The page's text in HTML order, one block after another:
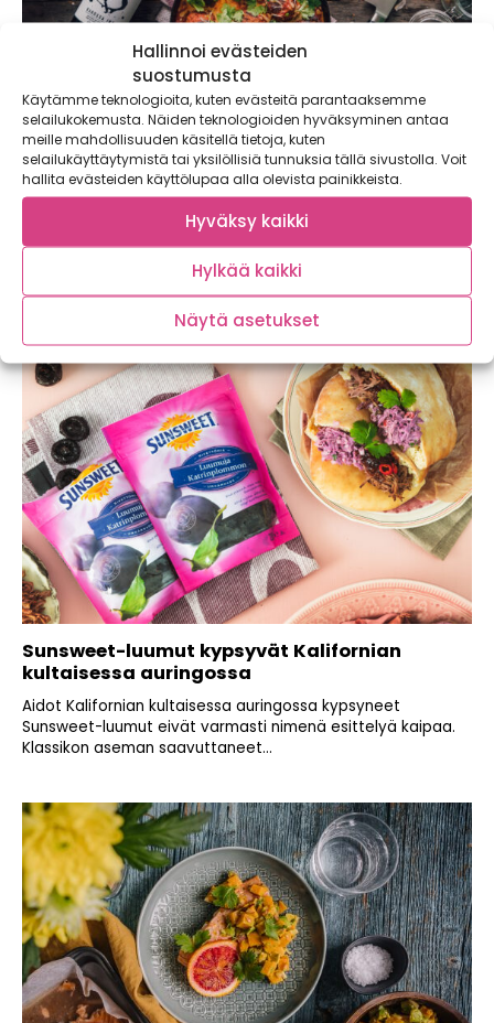
Hallinnoi evästeiden
suostumusta
Käytämme teknologioita, kuten evästeitä parantaaksemme
selailukokemusta. Näiden teknologioiden hyväksyminen antaa
meille mahdollisuuden käsitellä tietoja, kuten
selailukäyttäytymistä tai yksilöllisiä tunnuksia tällä sivustolla. Voit
hallita evästeiden käyttölupaa alla olevista painikkeista.
Hyväksy kaikki
Hylkää kaikki
Näytä asetukset
Pääsiäisruokaa parhaimmillaan –
karitsanlihapullia ja valkosipulilyttypottuja
sekä pehmeää punaviiniä
Pääsiäisen juhlapöydässä kohtaavat ihana Italia, maukas
Marokko sekä aurinkoinen Australia! Karitsan jauhelihasta
Sunsweet-luumut kypsyvät Kalifornian
kultaisessa auringossa
Aidot Kalifornian kultaisessa auringossa kypsyneet
Sunsweet-luumut eivät varmasti nimenä esittelyä kaipaa.
Klassikon aseman saavuttaneet...